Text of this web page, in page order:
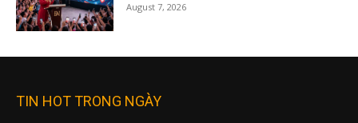
August 7, 2026
TIN HOT TRONG NGÀY